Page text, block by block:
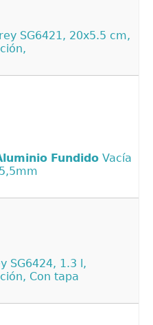
SG6421, 20x5.5 cm,
Fundido Vacía
SG6424, 1.3 l,
Con tapa